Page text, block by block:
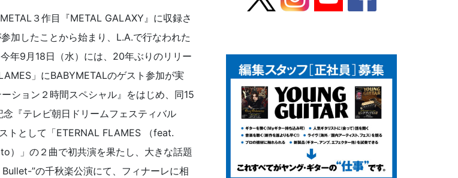
３作目『METAL GALAXY』に収録さ
加したことから始まり、L.A.で行なわれた
年9月18日（水）には、20年ぶりのリリー
」にBABYMETALのゲスト参加が実
ション２時間スペシャル』をはじめ、同15
『テレビ朝日ドリームフェスティバル
トとして「ETERNAL FLAMES （feat.
）」の２曲で初共演を果たし、大きな話題
”の千秋楽公演にて、フィナーレに相